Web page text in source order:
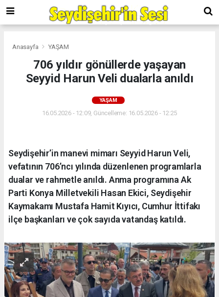
Anasayfa YAŞAM
706 yıldır gönüllerde yaşayan
Seyyid Harun Veli dualarla anıldı
YAŞAM
16.05.2026 - 12:09, Güncelleme: 16.05.2026 - 12:25
Seydişehir’in manevi mimarı Seyyid Harun Veli,
vefatının 706’ncı yılında düzenlenen programlarla
dualar ve rahmetle anıldı. Anma programına Ak
Parti Konya Milletvekili Hasan Ekici, Seydişehir
Kaymakamı Mustafa Hamit Kıyıcı, Cumhur İttifakı
ilçe başkanları ve çok sayıda vatandaş katıldı.